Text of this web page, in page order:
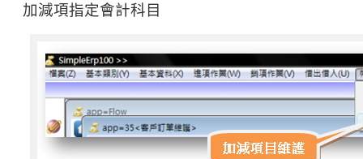
加減項指定會計科目